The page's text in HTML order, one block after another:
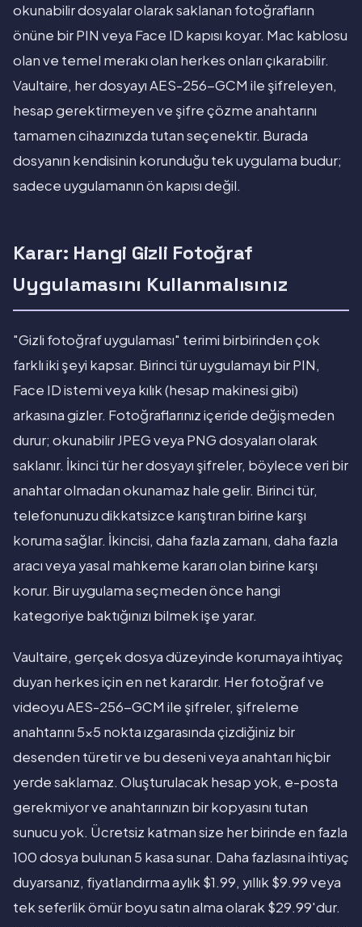
okunabilir dosyalar olarak saklanan fotoğrafların
önüne bir PIN veya Face ID kapısı koyar. Mac kablosu
olan ve temel merakı olan herkes onları çıkarabilir.
Vaultaire, her dosyayı AES-256-GCM ile şifreleyen,
hesap gerektirmeyen ve şifre çözme anahtarını
tamamen cihazınızda tutan seçenektir. Burada
dosyanın kendisinin korunduğu tek uygulama budur;
sadece uygulamanın ön kapısı değil.
Karar: Hangi Gizli Fotoğraf
Uygulamasını Kullanmalısınız
"Gizli fotoğraf uygulaması" terimi birbirinden çok
farklı iki şeyi kapsar. Birinci tür uygulamayı bir PIN,
Face ID istemi veya kılık (hesap makinesi gibi)
arkasına gizler. Fotoğraflarınız içeride değişmeden
durur; okunabilir JPEG veya PNG dosyaları olarak
saklanır. İkinci tür her dosyayı şifreler, böylece veri bir
anahtar olmadan okunamaz hale gelir. Birinci tür,
telefonunuzu dikkatsizce karıştıran birine karşı
koruma sağlar. İkincisi, daha fazla zamanı, daha fazla
aracı veya yasal mahkeme kararı olan birine karşı
korur. Bir uygulama seçmeden önce hangi
kategoriye baktığınızı bilmek işe yarar.
Vaultaire, gerçek dosya düzeyinde korumaya ihtiyaç
duyan herkes için en net karardır. Her fotoğraf ve
videoyu AES-256-GCM ile şifreler, şifreleme
anahtarını 5x5 nokta ızgarasında çizdiğiniz bir
desenden türetir ve bu deseni veya anahtarı hiçbir
yerde saklamaz. Oluşturulacak hesap yok, e-posta
gerekmiyor ve anahtarınızın bir kopyasını tutan
sunucu yok. Ücretsiz katman size her birinde en fazla
100 dosya bulunan 5 kasa sunar. Daha fazlasına ihtiyaç
duyarsanız, fiyatlandırma aylık $1.99, yıllık $9.99 veya
tek seferlik ömür boyu satın alma olarak $29.99'dur.